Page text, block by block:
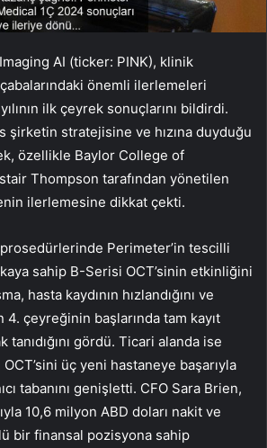
AI (ticker: PINK), klinik
önemli ilerlemeleri
ilk çeyrek sonuçlarını bildirdi.
şirketin stratejisine ve hızına duyduğu
özellikle Baylor College of
Thompson tarafından yönetilen
ilerlemesine dikkat çekti.
Perimeter’in tescilli
sahip B-Serisi OCT’sinin etkinliğini
hasta kaydının hızlandığını ve
4. çeyreğinin başlarında tam kayıt
gördü. Ticari alanda ise
üç yeni hastaneye başarıyla
tabanını genişletti. CFO Sara Brien,
10,6 milyon ABD doları nakit ve
bir finansal pozisyona sahip